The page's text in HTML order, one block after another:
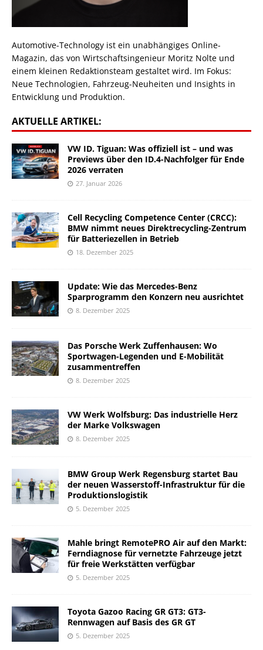
Automotive-Technology ist ein unabhängiges Online-
Magazin, das von Wirtschaftsingenieur Moritz Nolte und
einem kleinen Redaktionsteam gestaltet wird. Im Fokus:
Neue Technologien, Fahrzeug-Neuheiten und Insights in
Entwicklung und Produktion.
AKTUELLE ARTIKEL:
VW ID. Tiguan: Was offiziell ist – und was
Previews über den ID.4-Nachfolger für Ende
2026 verraten
27. Januar 2026
Cell Recycling Competence Center (CRCC):
BMW nimmt neues Direktrecycling-Zentrum
für Batteriezellen in Betrieb
18. Dezember 2025
Update: Wie das Mercedes-Benz
Sparprogramm den Konzern neu ausrichtet
8. Dezember 2025
Das Porsche Werk Zuffenhausen: Wo
Sportwagen-Legenden und E-Mobilität
zusammentreffen
8. Dezember 2025
VW Werk Wolfsburg: Das industrielle Herz
der Marke Volkswagen
8. Dezember 2025
BMW Group Werk Regensburg startet Bau
der neuen Wasserstoff-Infrastruktur für die
Produktionslogistik
5. Dezember 2025
Mahle bringt RemotePRO Air auf den Markt:
Ferndiagnose für vernetzte Fahrzeuge jetzt
für freie Werkstätten verfügbar
5. Dezember 2025
Toyota Gazoo Racing GR GT3: GT3-
Rennwagen auf Basis des GR GT
5. Dezember 2025